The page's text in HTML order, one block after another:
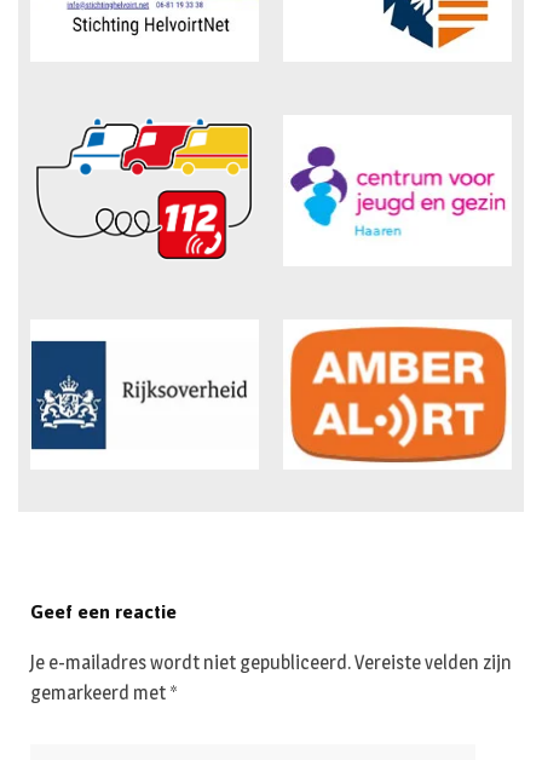
Geef een reactie
Je e-mailadres wordt niet gepubliceerd.Vereiste velden zijn
gemarkeerd met *